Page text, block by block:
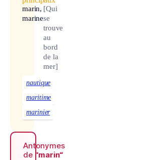
marin,
marine
[Qui
se
trouve
au
bord
de la
mer]
nautique
maritime
marinier
Antonymes
de “marin“